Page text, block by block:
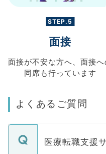
STEP.5
面接
面接が不安な方へ、 面接へ
同席も行っています
よくあるご質問
医療転職支援